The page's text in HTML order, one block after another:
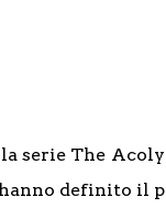
serie The
definito il